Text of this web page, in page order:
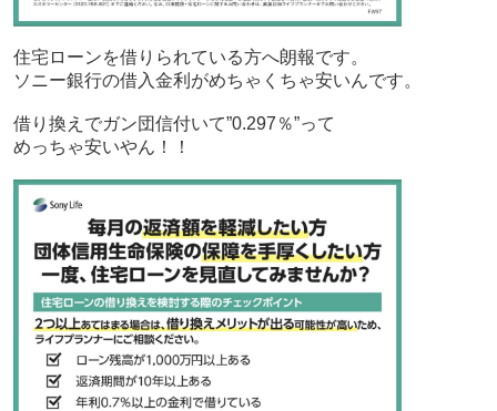
住宅ローンを借りられている方へ朗報です。
ソニー銀行の借入金利がめちゃくちゃ安いんです。
借り換えでガン団信付いて”0.297％”って
めっちゃ安いやん！！